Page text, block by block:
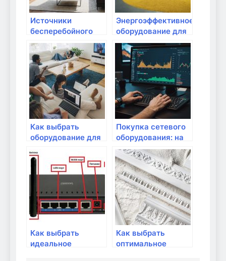
Источники
бесперебойного
питания для
маршрутизаторов:
что нужно знать?
Энергоэффективное
оборудование для
вашего домашнего
интернета
Как выбрать
оборудование для
передачи видео
Покупка сетевого
оборудования: на
что обращать
внимание
Как выбрать
идеальное
Как выбрать
оптимальное